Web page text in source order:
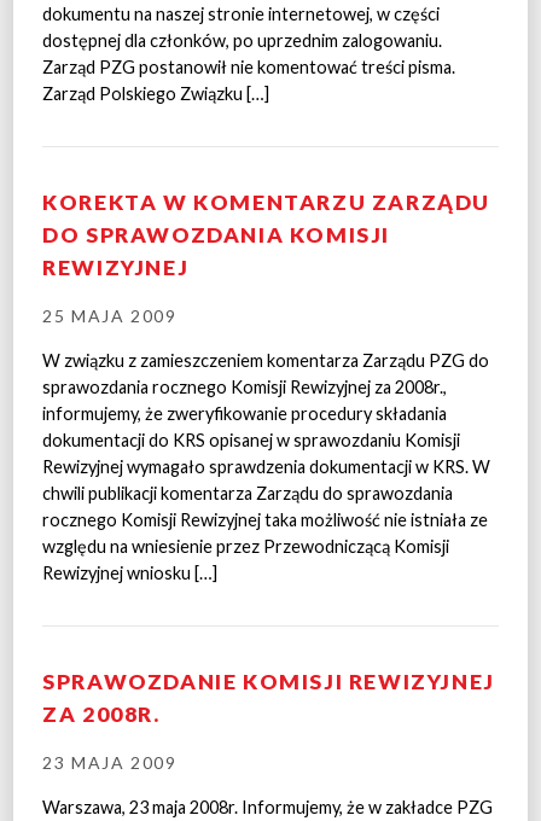
dokumentu na naszej stronie internetowej, w części
dostępnej dla członków, po uprzednim zalogowaniu.
Zarząd PZG postanowił nie komentować treści pisma.
Zarząd Polskiego Związku […]
KOREKTA W KOMENTARZU ZARZĄDU
DO SPRAWOZDANIA KOMISJI
REWIZYJNEJ
25 MAJA 2009
W związku z zamieszczeniem komentarza Zarządu PZG do
sprawozdania rocznego Komisji Rewizyjnej za 2008r.,
informujemy, że zweryfikowanie procedury składania
dokumentacji do KRS opisanej w sprawozdaniu Komisji
Rewizyjnej wymagało sprawdzenia dokumentacji w KRS. W
chwili publikacji komentarza Zarządu do sprawozdania
rocznego Komisji Rewizyjnej taka możliwość nie istniała ze
względu na wniesienie przez Przewodniczącą Komisji
Rewizyjnej wniosku […]
SPRAWOZDANIE KOMISJI REWIZYJNEJ
ZA 2008R.
23 MAJA 2009
Warszawa, 23 maja 2008r. Informujemy, że w zakładce PZG